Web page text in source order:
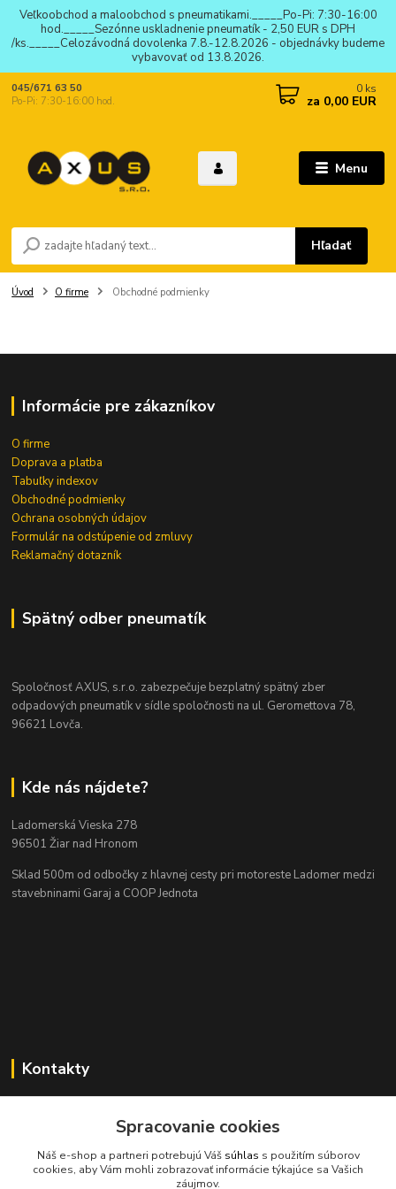
Veľkoobchod a maloobchod s pneumatikami._____Po-Pi: 7:30-16:00
hod._____Sezónne uskladnenie pneumatík - 2,50 EUR s DPH
/ks._____Celozávodná dovolenka 7.8.-12.8.2026 - objednávky budeme
vybavovať od 13.8.2026.
Menu
Hľadať
045/671 63 50
Po-Pi: 7:30-16:00 hod.
0 ks
za 0,00 EUR
Úvod O firme Obchodné podmienky
Informácie pre zákazníkov
O firme
Doprava a platba
Tabuľky indexov
Obchodné podmienky
Ochrana osobných údajov
Formulár na odstúpenie od zmluvy
Reklamačný dotazník
Spätný odber pneumatík
Spoločnosť AXUS, s.r.o. zabezpečuje bezplatný spätný zber
odpadových pneumatík v sídle spoločnosti na ul. Geromettova 78,
96621 Lovča.
Kde nás nájdete?
Ladomerská Vieska 278
96501 Žiar nad Hronom
Sklad 500m od odbočky z hlavnej cesty pri motoreste Ladomer medzi
stavebninami Garaj a COOP Jednota
Kontakty
045/671 63 50
axuspneu@gmail.com
Spracovanie cookies
Náš e-shop a partneri potrebujú Váš súhlas s použitím súborov
cookies, aby Vám mohli zobrazovať informácie týkajúce sa Vašich
záujmov.